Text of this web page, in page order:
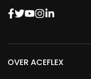
OVER ACEFLEX